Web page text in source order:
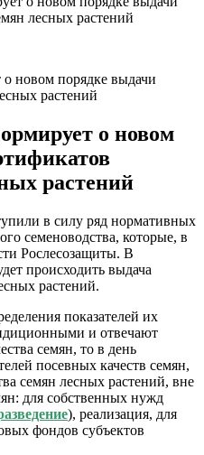
лесных растений
о новом
растений
в силу ряд нормативных
семеноводства, которые, в
Рослесозащиты. В
происходить выдача
растений.
показателей их
и отвечают
семян, то в день
посевных качеств семян,
семян лесных растений, вне
для собственных нужд
), реализация, для
фондов субъектов